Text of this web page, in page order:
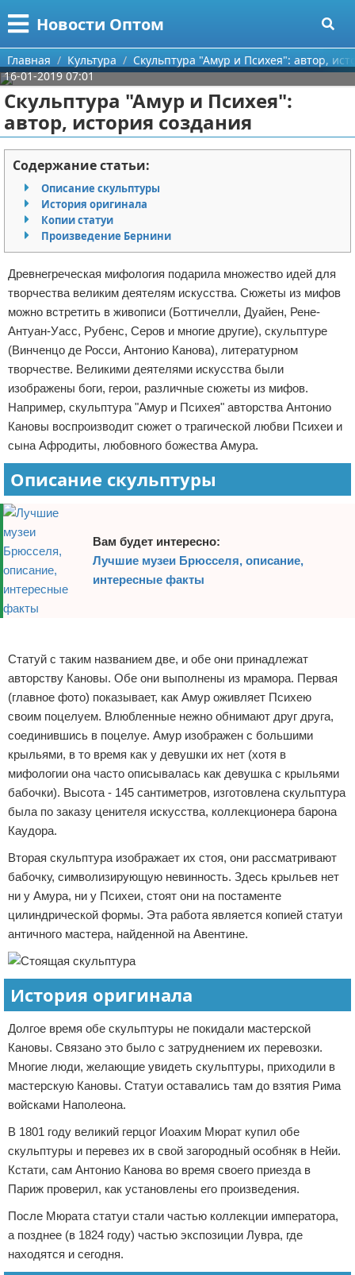
Новости Оптом
Меню
Главная
Категории
Информационные технологии
Автомобили
Знаменитости
Политика
Природа
Философия
Культура
Экономика
Разное
Поиск
О проекте
Контакты
Сотрудничество
Размещение рекламы
Для правообладателей
Условия предоставления информации
Отказ от ответственности
Главная Культура
Скульптура "Амур и Психея": автор,
16-01-2019 07:01
Скульптура "Амур и Психея":
автор, история создания
Содержание статьи:
Описание скульптуры
История оригинала
Копии статуи
Произведение Бернини
Древнегреческая мифология подарила множество идей для
творчества великим деятелям искусства. Сюжеты из мифов
можно встретить в живописи (Боттичелли, Дуайен, Рене-
Антуан-Уасс, Рубенс, Серов и многие другие), скульптуре
(Винченцо де Росси, Антонио Канова), литературном
творчестве. Великими деятелями искусства были
изображены боги, герои, различные сюжеты из мифов.
Например, скульптура "Амур и Психея" авторства Антонио
Кановы воспроизводит сюжет о трагической любви Психеи и
сына Афродиты, любовного божества Амура.
Описание скульптуры
Вам будет интересно:
Лучшие музеи Брюсселя, описание,
интересные факты
Статуй с таким названием две, и обе они принадлежат
авторству Кановы. Обе они выполнены из мрамора. Первая
(главное фото) показывает, как Амур оживляет Психею
своим поцелуем. Влюбленные нежно обнимают друг друга,
соединившись в поцелуе. Амур изображен с большими
крыльями, в то время как у девушки их нет (хотя в
мифологии она часто описывалась как девушка с крыльями
бабочки). Высота - 145 сантиметров, изготовлена скульптура
была по заказу ценителя искусства, коллекционера барона
Каудора.
Вторая скульптура изображает их стоя, они рассматривают
бабочку, символизирующую невинность. Здесь крыльев нет
ни у Амура, ни у Психеи, стоят они на постаменте
цилиндрической формы. Эта работа является копией статуи
античного мастера, найденной на Авентине.
История оригинала
Долгое время обе скульптуры не покидали мастерской
Кановы. Связано это было с затруднением их перевозки.
Многие люди, желающие увидеть скульптуры, приходили в
мастерскую Кановы. Статуи оставались там до взятия Рима
войсками Наполеона.
В 1801 году великий герцог Иоахим Мюрат купил обе
скульптуры и перевез их в свой загородный особняк в Нейи.
Кстати, сам Антонио Канова во время своего приезда в
Париж проверил, как установлены его произведения.
После Мюрата статуи стали частью коллекции императора,
а позднее (в 1824 году) частью экспозиции Лувра, где
находятся и сегодня.